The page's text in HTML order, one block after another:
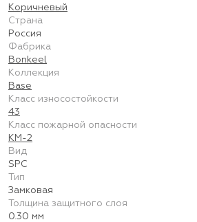
Коричневый
Страна
Россия
Фабрика
Bonkeel
Коллекция
Base
Класс износостойкости
43
Класс пожарной опасности
КМ-2
Вид
SPC
Тип
Замковая
Толщина защитного слоя
0.30 мм